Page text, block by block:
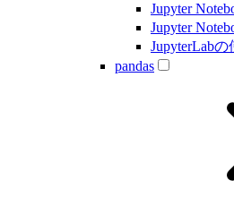
Jupyter
Jupyter
JupyterLab
pandas